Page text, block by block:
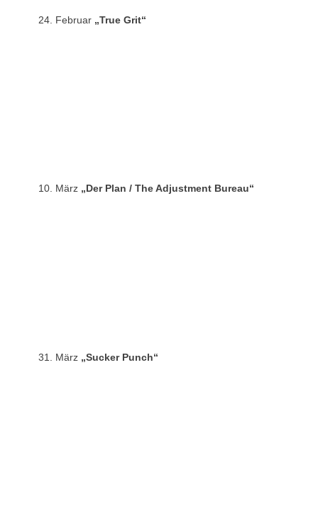
24. Februar „True Grit“
10. März „Der Plan / The Adjustment Bureau“
31. März „Sucker Punch“